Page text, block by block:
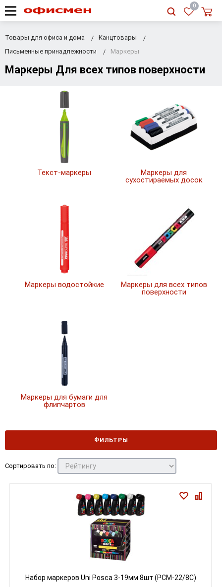
RU
0
Товары для офиса и дома
Канцтовары
Письменные принадлежности
Маркеры
Маркеры Для всех типов поверхности
Текст-маркеры
Маркеры для
сухостираемых досок
Маркеры водостойкие
Маркеры для всех типов
поверхности
Маркеры для бумаги для
флипчартов
ФИЛЬТРЫ
Сортировать по:
Набор маркеров Uni Posca 3-19мм 8шт (PCM-22/8C)